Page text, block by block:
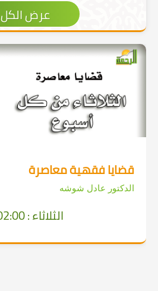
عرض الكل
قضايا فقهية معاصرة
الدكتور عادل شوشه
الثلاثاء : 02:00 م